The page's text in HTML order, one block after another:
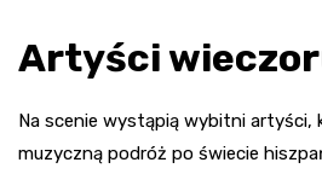
Artyści
Na scenie wystąpią wybitni artyści,
muzyczną podróż po świecie